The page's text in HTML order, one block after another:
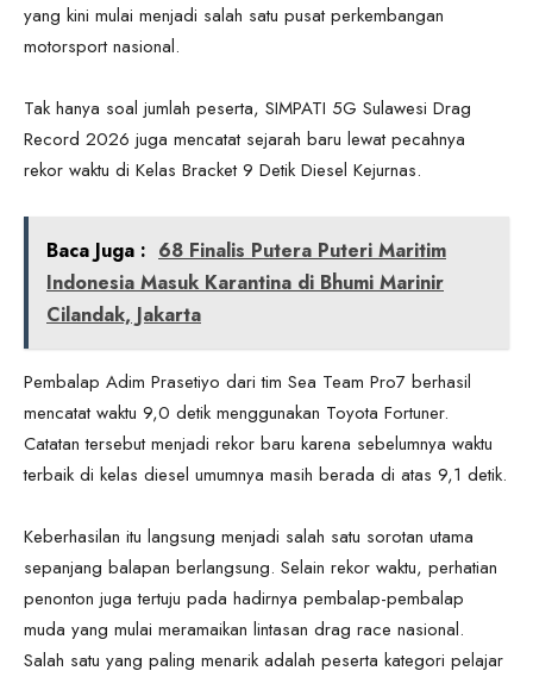
yang kini mulai menjadi salah satu pusat perkembangan
motorsport nasional.
Tak hanya soal jumlah peserta, SIMPATI 5G Sulawesi Drag
Record 2026 juga mencatat sejarah baru lewat pecahnya
rekor waktu di Kelas Bracket 9 Detik Diesel Kejurnas.
Baca Juga : 68 Finalis Putera Puteri Maritim
Indonesia Masuk Karantina di Bhumi Marinir
Cilandak, Jakarta
Pembalap Adim Prasetiyo dari tim Sea Team Pro7 berhasil
mencatat waktu 9,0 detik menggunakan Toyota Fortuner.
Catatan tersebut menjadi rekor baru karena sebelumnya waktu
terbaik di kelas diesel umumnya masih berada di atas 9,1 detik.
Keberhasilan itu langsung menjadi salah satu sorotan utama
sepanjang balapan berlangsung. Selain rekor waktu, perhatian
penonton juga tertuju pada hadirnya pembalap-pembalap
muda yang mulai meramaikan lintasan drag race nasional.
Salah satu yang paling menarik adalah peserta kategori pelajar